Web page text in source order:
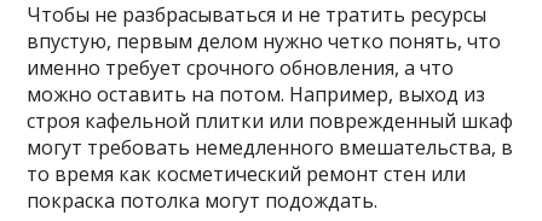
Чтобы не разбрасываться и не тратить ресурсы
впустую, первым делом нужно четко понять, что
именно требует срочного обновления, а что
можно оставить на потом. Например, выход из
строя кафельной плитки или поврежденный шкаф
могут требовать немедленного вмешательства, в
то время как косметический ремонт стен или
покраска потолка могут подождать.